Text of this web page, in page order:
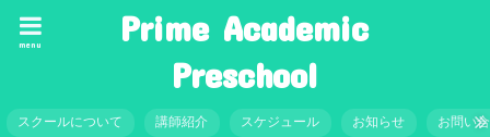
Prime Academic
Preschool
menu
スクールについて 講師紹介 スケジュール お知らせ お問い